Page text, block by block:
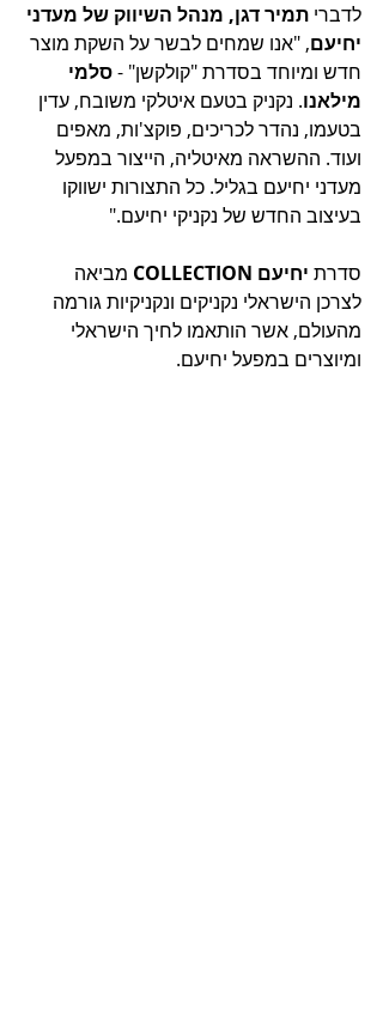
לדברי תמיר דגן, מנהל השיווק של מעדני
יחיעם, "אנו שמחים לבשר על השקת מוצר
חדש ומיוחד בסדרת "קולקשן" - סלמי
מילאנו. נקניק בטעם איטלקי משובח, עדין
בטעמו, נהדר לכריכים, פוקצ'ות, מאפים
ועוד. ההשראה מאיטליה, הייצור במפעל
מעדני יחיעם בגליל. כל התצורות ישווקו
בעיצוב החדש של נקניקי יחיעם."
סדרת יחיעם COLLECTION מביאה
לצרכן הישראלי נקניקים ונקניקיות גורמה
מהעולם, אשר הותאמו לחיך הישראלי
ומיוצרים במפעל יחיעם.